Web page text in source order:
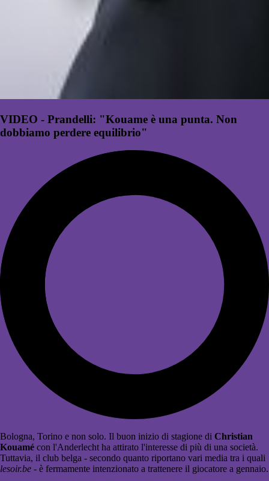
VIDEO - Prandelli: "Kouame è una punta. Non
dobbiamo perdere equilibrio"
Bologna, Torino e non solo. Il buon inizio di stagione di Christian
Kouamé con l'Anderlecht ha attirato l'interesse di più di una società.
Tuttavia, il club belga - secondo quanto riportano vari media tra i quali
lesoir.be - è fermamente intenzionato a trattenere il giocatore a gennaio.